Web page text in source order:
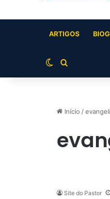
ARTIGOS
Switch skin
Buscar por
Início /
Site do Pastor